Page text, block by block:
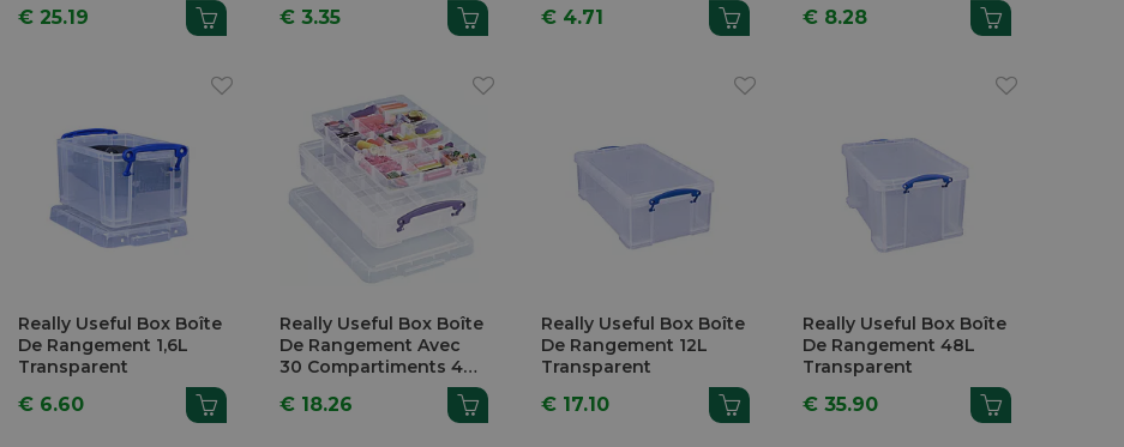
€ 25.19 € 3.35 € 4.71 € 8.28
Really Useful Box Boîte
De Rangement 1,6L
Transparent
€ 6.60
Really Useful Box Boîte
De Rangement Avec
30 Compartiments 4L
€ 18.26
Really Useful Box Boîte
De Rangement 12L
Transparent
€ 17.10
Really Useful Box Boîte
De Rangement 48L
Transparent
€ 35.90